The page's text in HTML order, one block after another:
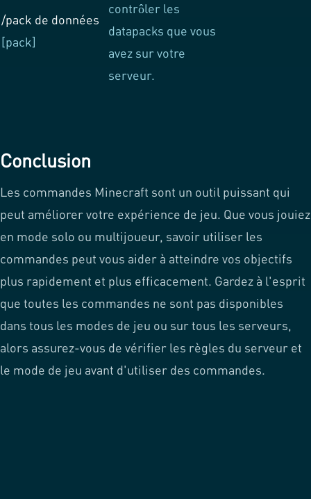
/pack de données
[pack]
contrôler les
datapacks que vous
avez sur votre
serveur.
Conclusion
Les commandes Minecraft sont un outil puissant qui
peut améliorer votre expérience de jeu. Que vous jouiez
en mode solo ou multijoueur, savoir utiliser les
commandes peut vous aider à atteindre vos objectifs
plus rapidement et plus efficacement. Gardez à l'esprit
que toutes les commandes ne sont pas disponibles
dans tous les modes de jeu ou sur tous les serveurs,
alors assurez-vous de vérifier les règles du serveur et
le mode de jeu avant d'utiliser des commandes.